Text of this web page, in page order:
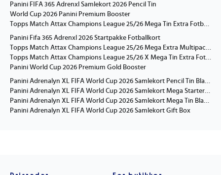
Panini FIFA 365 Adrenxl Samlekort 2026 Pencil Tin
World Cup 2026 Panini Premium Booster
Topps Match Attax Champions League 25/26 Mega Tin Extra Fotballkort
Panini Fifa 365 Adrenxl 2026 Startpakke Fotballkort
Topps Match Attax Champions League 25/26 Mega Extra Multipack Fotballkort
Topps Match Attax Champions League 25/26 X Mega Tin Extra Fotballkort
Panini World Cup 2026 Premium Gold Booster
Panini Adrenalyn XL FIFA World Cup 2026 Samlekort Pencil Tin Blandet
Panini Adrenalyn XL FIFA World Cup 2026 Samlekort Mega Starter Pack
Panini Adrenalyn XL FIFA World Cup 2026 Samlekort Mega Tin Blandet
Panini Adrenalyn XL FIFA World Cup 2026 Samlekort Gift Box